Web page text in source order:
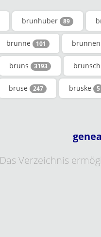
brunhuber 89
brunne 101
bruns 3193 brunsch
bruse 247 brüske 5
Das Verzeichnis